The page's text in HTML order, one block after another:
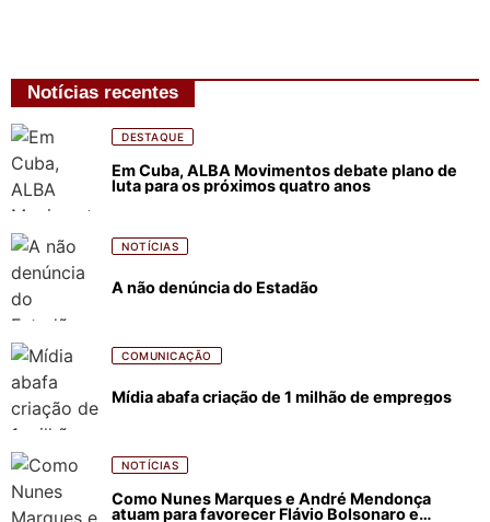
Notícias recentes
DESTAQUE
Em Cuba, ALBA Movimentos debate plano de
luta para os próximos quatro anos
NOTÍCIAS
A não denúncia do Estadão
COMUNICAÇÃO
Mídia abafa criação de 1 milhão de empregos
NOTÍCIAS
Como Nunes Marques e André Mendonça
atuam para favorecer Flávio Bolsonaro e